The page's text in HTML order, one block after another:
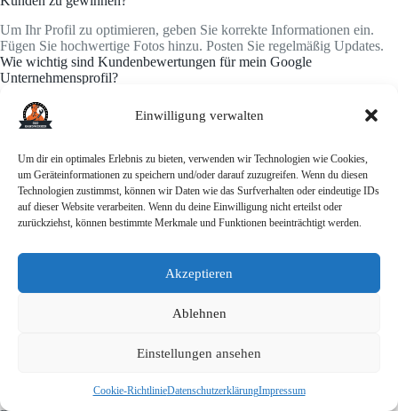
Einwilligung verwalten
Um dir ein optimales Erlebnis zu bieten, verwenden wir Technologien wie Cookies,
um Geräteinformationen zu speichern und/oder darauf zuzugreifen. Wenn du diesen
Technologien zustimmst, können wir Daten wie das Surfverhalten oder eindeutige IDs
auf dieser Website verarbeiten. Wenn du deine Einwilligung nicht erteilst oder
zurückziehst, können bestimmte Merkmale und Funktionen beeinträchtigt werden.
Akzeptieren
Ablehnen
Einstellungen ansehen
Cookie-RichtlinieDatenschutzerklärungImpressum
Um Ihr Profil zu optimieren, geben Sie korrekte Informationen ein.
Fügen Sie hochwertige Fotos hinzu. Posten Sie regelmäßig Updates.
Wie wichtig sind Kundenbewertungen für mein Google
Unternehmensprofil?
Kundenbewertungen
Glaubwürdigkeit Ihres Unternehmens. Sie helfen potenziellen Kunden,
Wie kann ich positive Kundenbewertungen sammeln?
Sammeln Sie positive Bewertungen, indem Sie Kunden um Feedback
bitten. Bieten Sie exzellenten Service. Erleichtern Sie den
Bewertungsprozess auf Ihrem Profil.
Wie kann ich Google Posts nutzen, um meine Kunden zu informieren?
Google Posts ermöglichen es Ihnen, aktuelle Inhalte zu teilen. Teilen
Sie Angebote, Aktionen und Nachrichten. So informieren und binden
Sie Ihre Kunden.
Wie kann ich die Leistung meines Google Unternehmensprofils
Messen Sie die Leistung mit derInsights-Funktion. Sie liefert wichtige
Wie kann ich mein Google Unternehmensprofil mobil optimieren?